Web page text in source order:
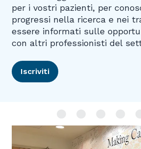
per i vostri pazienti, per
progressi nella ricerca e nei
essere informati sulle
con altri professionisti del
Iscriviti